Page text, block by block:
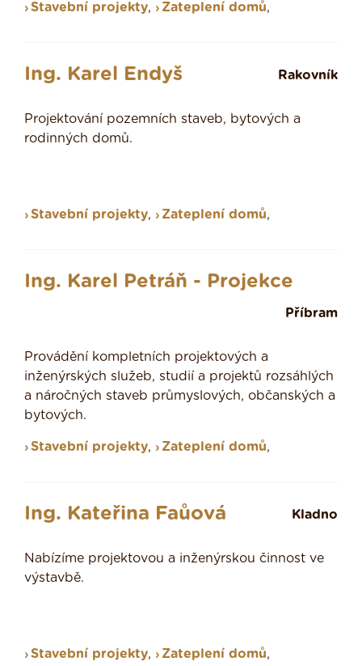
Stavební projekty, Zateplení domů,
Ing. Karel Endyš Rakovník
Projektování pozemních staveb, bytových a
rodinných domů.
Stavební projekty, Zateplení domů,
Ing. Karel Petráň - Projekce
Příbram
Provádění kompletních projektových a
inženýrských služeb, studií a projektů rozsáhlých
a náročných staveb průmyslových, občanských a
bytových.
Stavební projekty, Zateplení domů,
Ing. Kateřina Faůová Kladno
Nabízíme projektovou a inženýrskou činnost ve
výstavbě.
Stavební projekty, Zateplení domů,